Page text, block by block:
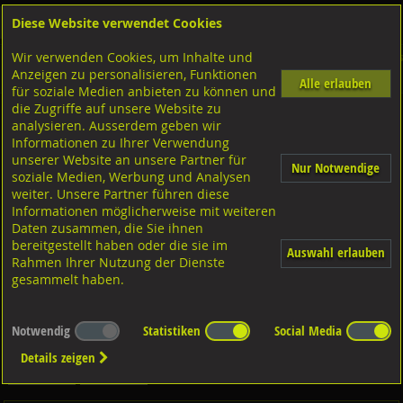
Shop Dübeltechnik Verbundankersysteme
Diverse Ausführungen
Verbundankerpatronen
FHB II P
FISCHER Mörtelpatrone, FHB II-P 20x170
Diese Website verwendet Cookies
Wir verwenden Cookies, um Inhalte und
Anzeigen zu personalisieren, Funktionen
für soziale Medien anbieten zu können und
die Zugriffe auf unsere Website zu
analysieren. Ausserdem geben wir
Informationen zu Ihrer Verwendung
unserer Website an unsere Partner für
soziale Medien, Werbung und Analysen
weiter. Unsere Partner führen diese
Informationen möglicherweise mit weiteren
Daten zusammen, die Sie ihnen
bereitgestellt haben oder die sie im
Rahmen Ihrer Nutzung der Dienste
gesammelt haben.
Alle erlauben
Nur Notwendige
Auswahl erlauben
Notwendig Statistiken
Social Media
Details zeigen